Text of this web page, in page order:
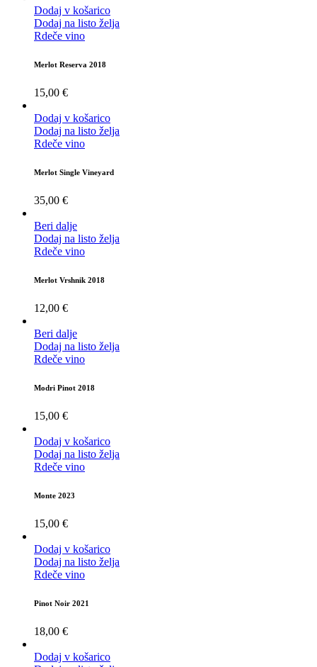
Dodaj v košarico
Dodaj na listo želja
Rdeče vino
Merlot Reserva 2018
15,00 €
Dodaj v košarico
Dodaj na listo želja
Rdeče vino
Merlot Single Vineyard
35,00 €
Beri dalje
Dodaj na listo želja
Rdeče vino
Merlot Vrshnik 2018
12,00 €
Beri dalje
Dodaj na listo želja
Rdeče vino
Modri Pinot 2018
15,00 €
Dodaj v košarico
Dodaj na listo želja
Rdeče vino
Monte 2023
15,00 €
Dodaj v košarico
Dodaj na listo želja
Rdeče vino
Pinot Noir 2021
18,00 €
Dodaj v košarico